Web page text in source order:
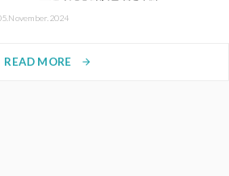
READ MORE arrow_forward